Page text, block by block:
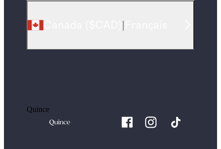
Quince